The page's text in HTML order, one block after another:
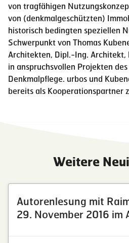
von tragfähigen
von (denkmalgeschützten)
historisch bedingten speziellen
Schwerpunkt von Thomas
Architekten, Dipl.-Ing. Architekt,
in anspruchsvollen Projekten
Denkmalpflege. urbos und
bereits als Kooperationspartner
Weitere
Autorenlesung mit
29. November 2016 im